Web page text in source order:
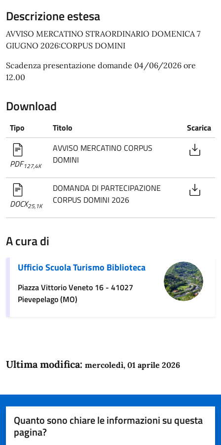
Descrizione estesa
AVVISO MERCATINO STRAORDINARIO DOMENICA 7
GIUGNO 2026:CORPUS DOMINI
Scadenza presentazione domande 04/06/2026 ore
12.00
Download
Tipo Titolo Scarica
PDF127,4K
AVVISO MERCATINO CORPUS
DOMINI
DOCX25,1K
DOMANDA DI PARTECIPAZIONE
CORPUS DOMINI 2026
A cura di
Ufficio Scuola Turismo Biblioteca
Piazza Vittorio Veneto 16 - 41027
Pievepelago (MO)
Ultima modifica: mercoledì, 01 aprile 2026
Quanto sono chiare le informazioni su questa
pagina?